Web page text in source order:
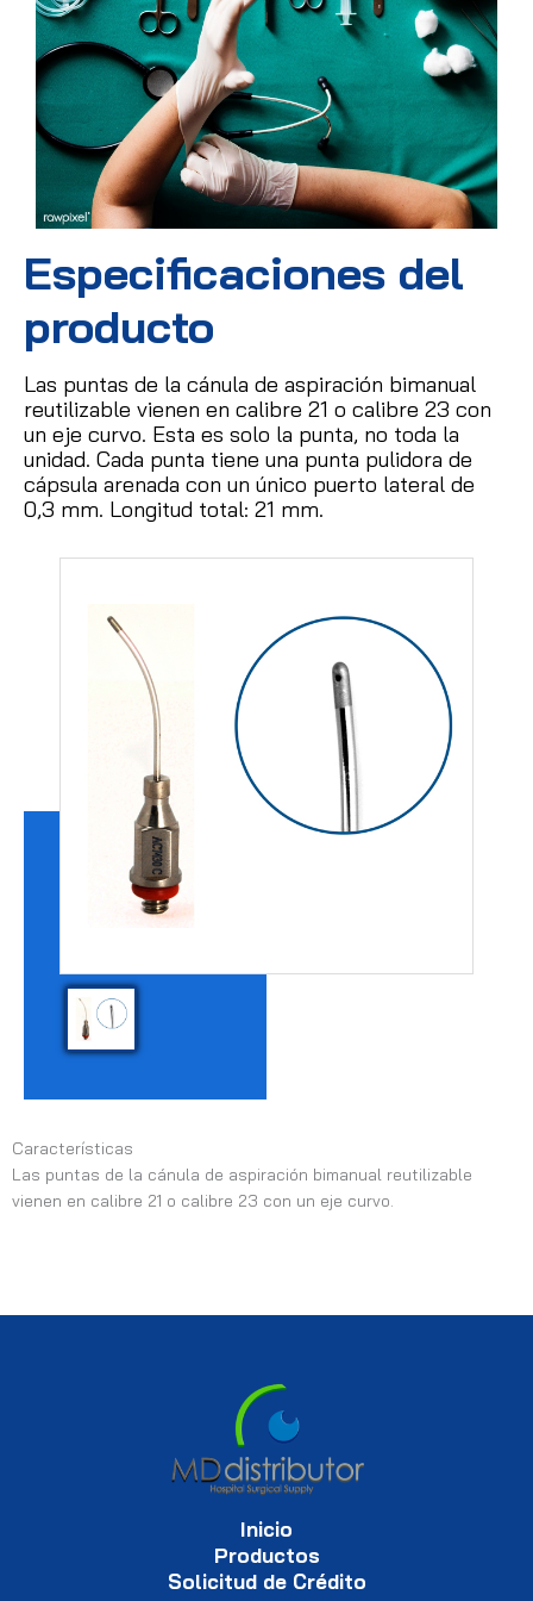
Especificaciones del
producto
Las puntas de la cánula de aspiración bimanual
reutilizable vienen en calibre 21 o calibre 23 con
un eje curvo. Esta es solo la punta, no toda la
unidad. Cada punta tiene una punta pulidora de
cápsula arenada con un único puerto lateral de
0,3 mm. Longitud total: 21 mm.
Características
Las puntas de la cánula de aspiración bimanual reutilizable
vienen en calibre 21 o calibre 23 con un eje curvo.
Inicio
Productos
Solicitud de Crédito